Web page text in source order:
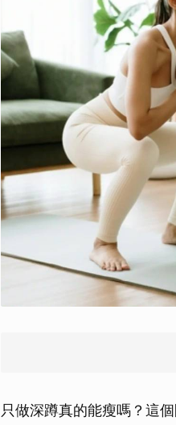
只做深蹲真的能瘦嗎？這